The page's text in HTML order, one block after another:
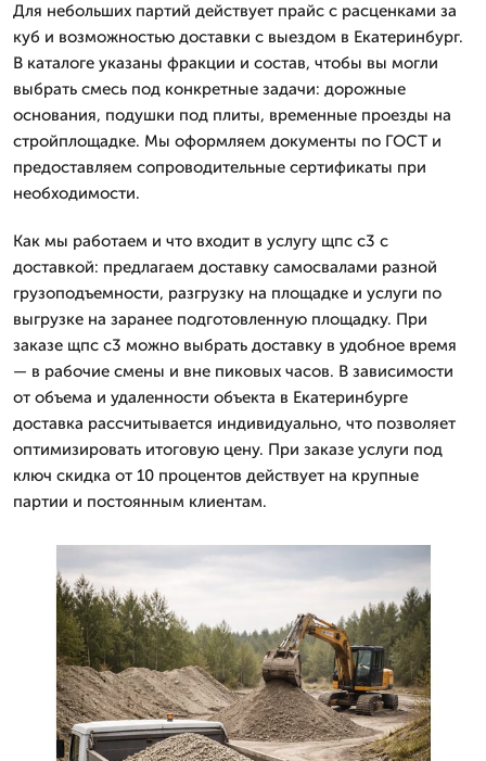
Для небольших партий действует прайс с расценками за
куб и возможностью доставки с выездом в Екатеринбург.
В каталоге указаны фракции и состав, чтобы вы могли
выбрать смесь под конкретные задачи: дорожные
основания, подушки под плиты, временные проезды на
стройплощадке. Мы оформляем документы по ГОСТ и
предоставляем сопроводительные сертификаты при
необходимости.
Как мы работаем и что входит в услугу щпс с3 с
доставкой: предлагаем доставку самосвалами разной
грузоподъемности, разгрузку на площадке и услуги по
выгрузке на заранее подготовленную площадку. При
заказе щпс с3 можно выбрать доставку в удобное время
— в рабочие смены и вне пиковых часов. В зависимости
от объема и удаленности объекта в Екатеринбурге
доставка рассчитывается индивидуально, что позволяет
оптимизировать итоговую цену. При заказе услуги под
ключ скидка от 10 процентов действует на крупные
партии и постоянным клиентам.